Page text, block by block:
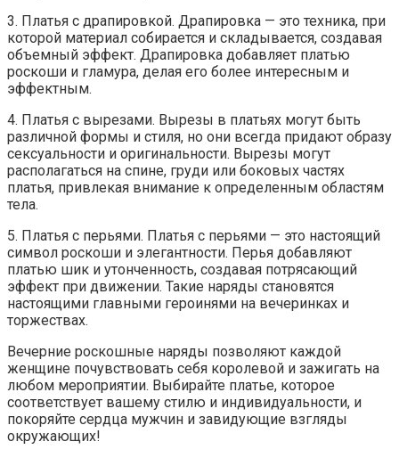
3. Платья с драпировкой. Драпировка — это техника, при
которой материал собирается и складывается, создавая
объемный эффект. Драпировка добавляет платью
роскоши и гламура, делая его более интересным и
эффектным.
4. Платья с вырезами. Вырезы в платьях могут быть
различной формы и стиля, но они всегда придают образу
сексуальности и оригинальности. Вырезы могут
располагаться на спине, груди или боковых частях
платья, привлекая внимание к определенным областям
тела.
5. Платья с перьями. Платья с перьями — это настоящий
символ роскоши и элегантности. Перья добавляют
платью шик и утонченность, создавая потрясающий
эффект при движении. Такие наряды становятся
настоящими главными героинями на вечеринках и
торжествах.
Вечерние роскошные наряды позволяют каждой
женщине почувствовать себя королевой и зажигать на
любом мероприятии. Выбирайте платье, которое
соответствует вашему стилю и индивидуальности, и
покоряйте сердца мужчин и завидующие взгляды
окружающих!